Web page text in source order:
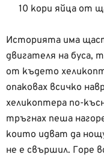
10 кори яйца от
Историята има
двигателя на буса,
от където
опаковах всичко
хеликоптера по-
тръгнах пеша
които идват да
не е свършил. Горе